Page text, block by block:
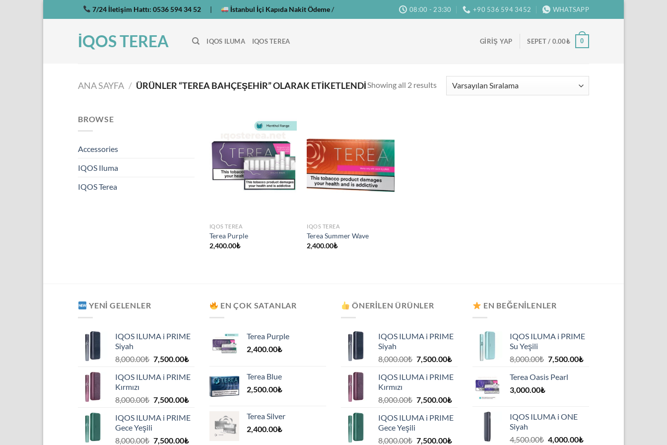
atla
7/24 İletişim Hattı: 0536 594 34 52 | İstanbul İçi Kapıda Nakit Ödeme/ 08:00 - 23:30 +90 536 594 3452 WHATSAPP
İQOS TEREA IQOS ILUMA IQOS TEREA GIRIŞ YAP SEPET / 0.00₺ 0
ANA SAYFA / ÜRÜNLER “TEREA BAHÇEŞEHIR” OLARAK ETIKETLENDI Showing all 2 results
BROWSE
Accessories
IQOS Iluma
IQOS Terea
IQOS TEREA
Terea Purple
2,400.00₺
IQOS TEREA
Terea Summer Wave
2,400.00₺
YENI GELENLER
IQOS ILUMA i PRIME
Siyah
8,000.00₺ Orijinal
8,000.00₺.
7,500.00₺Şu
fiyat:
7,500.00₺.
IQOS ILUMA i PRIME
Kırmızı
8,000.00₺ Orijinal
8,000.00₺.
7,500.00₺Şu
fiyat:
7,500.00₺.
IQOS ILUMA i PRIME
Gece Yeşili
8,000.00₺ Orijinal
7,500.00₺Şu
EN ÇOK SATANLAR
Terea Purple
2,400.00₺
Terea Blue
2,500.00₺
Terea Silver
2,400.00₺
ÖNERILEN ÜRÜNLER
IQOS ILUMA i PRIME
Siyah
8,000.00₺ Orijinal
8,000.00₺.
7,500.00₺Şu
fiyat:
7,500.00₺.
IQOS ILUMA i PRIME
Kırmızı
8,000.00₺ Orijinal
8,000.00₺.
7,500.00₺Şu
fiyat:
IQOS ILUMA i PRIME
Gece Yeşili
8,000.00₺ Orijinal
7,500.00₺Şu
EN BEĞENILENLER
IQOS ILUMA i PRIME
Su Yeşili
8,000.00₺ Orijinal
8,000.00₺.
7,500.00₺Şu
Terea Oasis Pearl
3,000.00₺
IQOS ILUMA i ONE
Siyah
4,500.00₺ Orijinal
4,000.00₺Şu